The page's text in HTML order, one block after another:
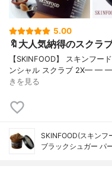
5.00
🔖大人気納得のスク
【SKINFOOD】 スキンフー
ンシャル スクラブ
きを見る
SKINFOOD(スキンフ
ブラックシュガー パ